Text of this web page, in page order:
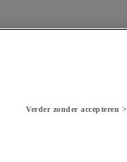
Verder zonder accepteren >